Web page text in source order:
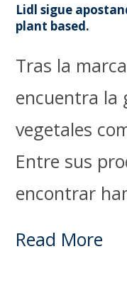
Lidl sigue
plant based.
Tras la
encuentra la
vegetales
Entre sus
encontrar
Read More